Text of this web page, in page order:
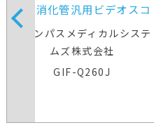
上部消化管汎用ビデオスコ
ープ
オリンパスメディカルシステ
ムズ株式会社
GIF-Q260J